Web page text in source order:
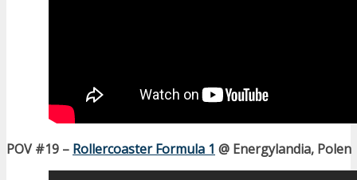
POV #19 – Rollercoaster Formula 1 @ Energylandia, Polen